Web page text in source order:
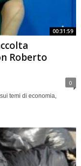
00:31:59
Roberto
0
temi di economia,